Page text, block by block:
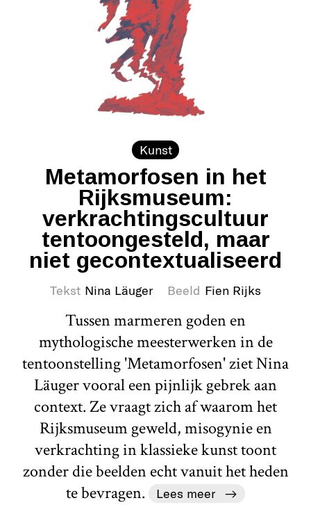
Kunst
Metamorfosen in het
Rijksmuseum:
verkrachtingscultuur
tentoongesteld, maar
niet gecontextualiseerd
Tekst Nina Läuger Beeld Fien Rijks
Tussen marmeren goden en
mythologische meesterwerken in de
tentoonstelling 'Metamorfosen' ziet Nina
Läuger vooral een pijnlijk gebrek aan
context. Ze vraagt zich af waarom het
Rijksmuseum geweld, misogynie en
verkrachting in klassieke kunst toont
zonder die beelden echt vanuit het heden
te bevragen.
Lees meer